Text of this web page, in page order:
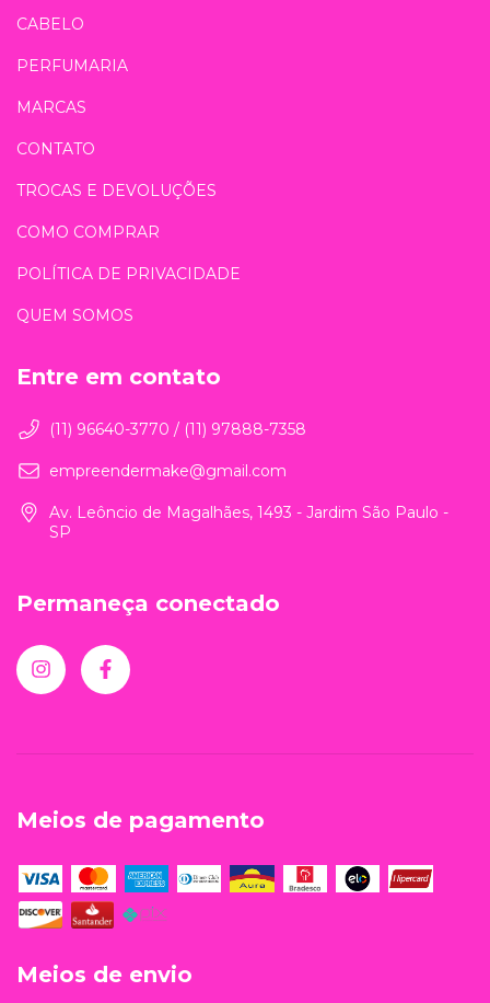
CABELO
PERFUMARIA
MARCAS
CONTATO
TROCAS E DEVOLUÇÕES
COMO COMPRAR
POLÍTICA DE PRIVACIDADE
QUEM SOMOS
Entre em contato
(11) 96640-3770 / (11) 97888-7358
empreendermake@gmail.com
Av. Leôncio de Magalhães, 1493 - Jardim São Paulo -
SP
Permaneça conectado
Meios de pagamento
Meios de envio